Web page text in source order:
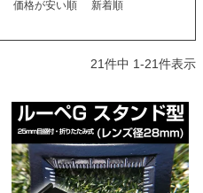
価格が安い順
新着順
21件中 1-21件表示